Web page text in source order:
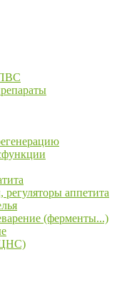
аппетита
(ферменты...)